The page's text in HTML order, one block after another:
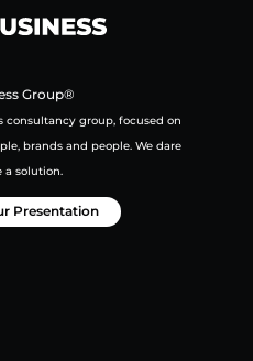
Group®
consultancy group,focused on
brands and people.We dare
a solution.
Presentation